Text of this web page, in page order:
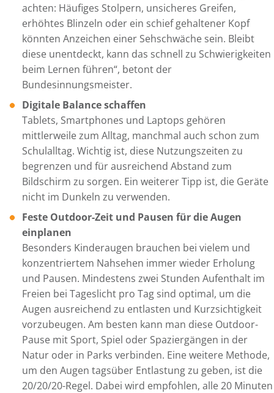
achten: Häufiges Stolpern, unsicheres Greifen,
erhöhtes Blinzeln oder ein schief gehaltener Kopf
könnten Anzeichen einer Sehschwäche sein. Bleibt
diese unentdeckt, kann das schnell zu Schwierigkeiten
beim Lernen führen“, betont der
Bundesinnungsmeister.
Digitale Balance schaffen
Tablets, Smartphones und Laptops gehören
mittlerweile zum Alltag, manchmal auch schon zum
Schulalltag. Wichtig ist, diese Nutzungszeiten zu
begrenzen und für ausreichend Abstand zum
Bildschirm zu sorgen. Ein weiterer Tipp ist, die Geräte
nicht im Dunkeln zu verwenden.
Feste Outdoor-Zeit und Pausen für die Augen
einplanen
Besonders Kinderaugen brauchen bei vielem und
konzentriertem Nahsehen immer wieder Erholung
und Pausen. Mindestens zwei Stunden Aufenthalt im
Freien bei Tageslicht pro Tag sind optimal, um die
Augen ausreichend zu entlasten und Kurzsichtigkeit
vorzubeugen. Am besten kann man diese Outdoor-
Pause mit Sport, Spiel oder Spaziergängen in der
Natur oder in Parks verbinden. Eine weitere Methode,
um den Augen tagsüber Entlastung zu geben, ist die
20/20/20-Regel. Dabei wird empfohlen, alle 20 Minuten